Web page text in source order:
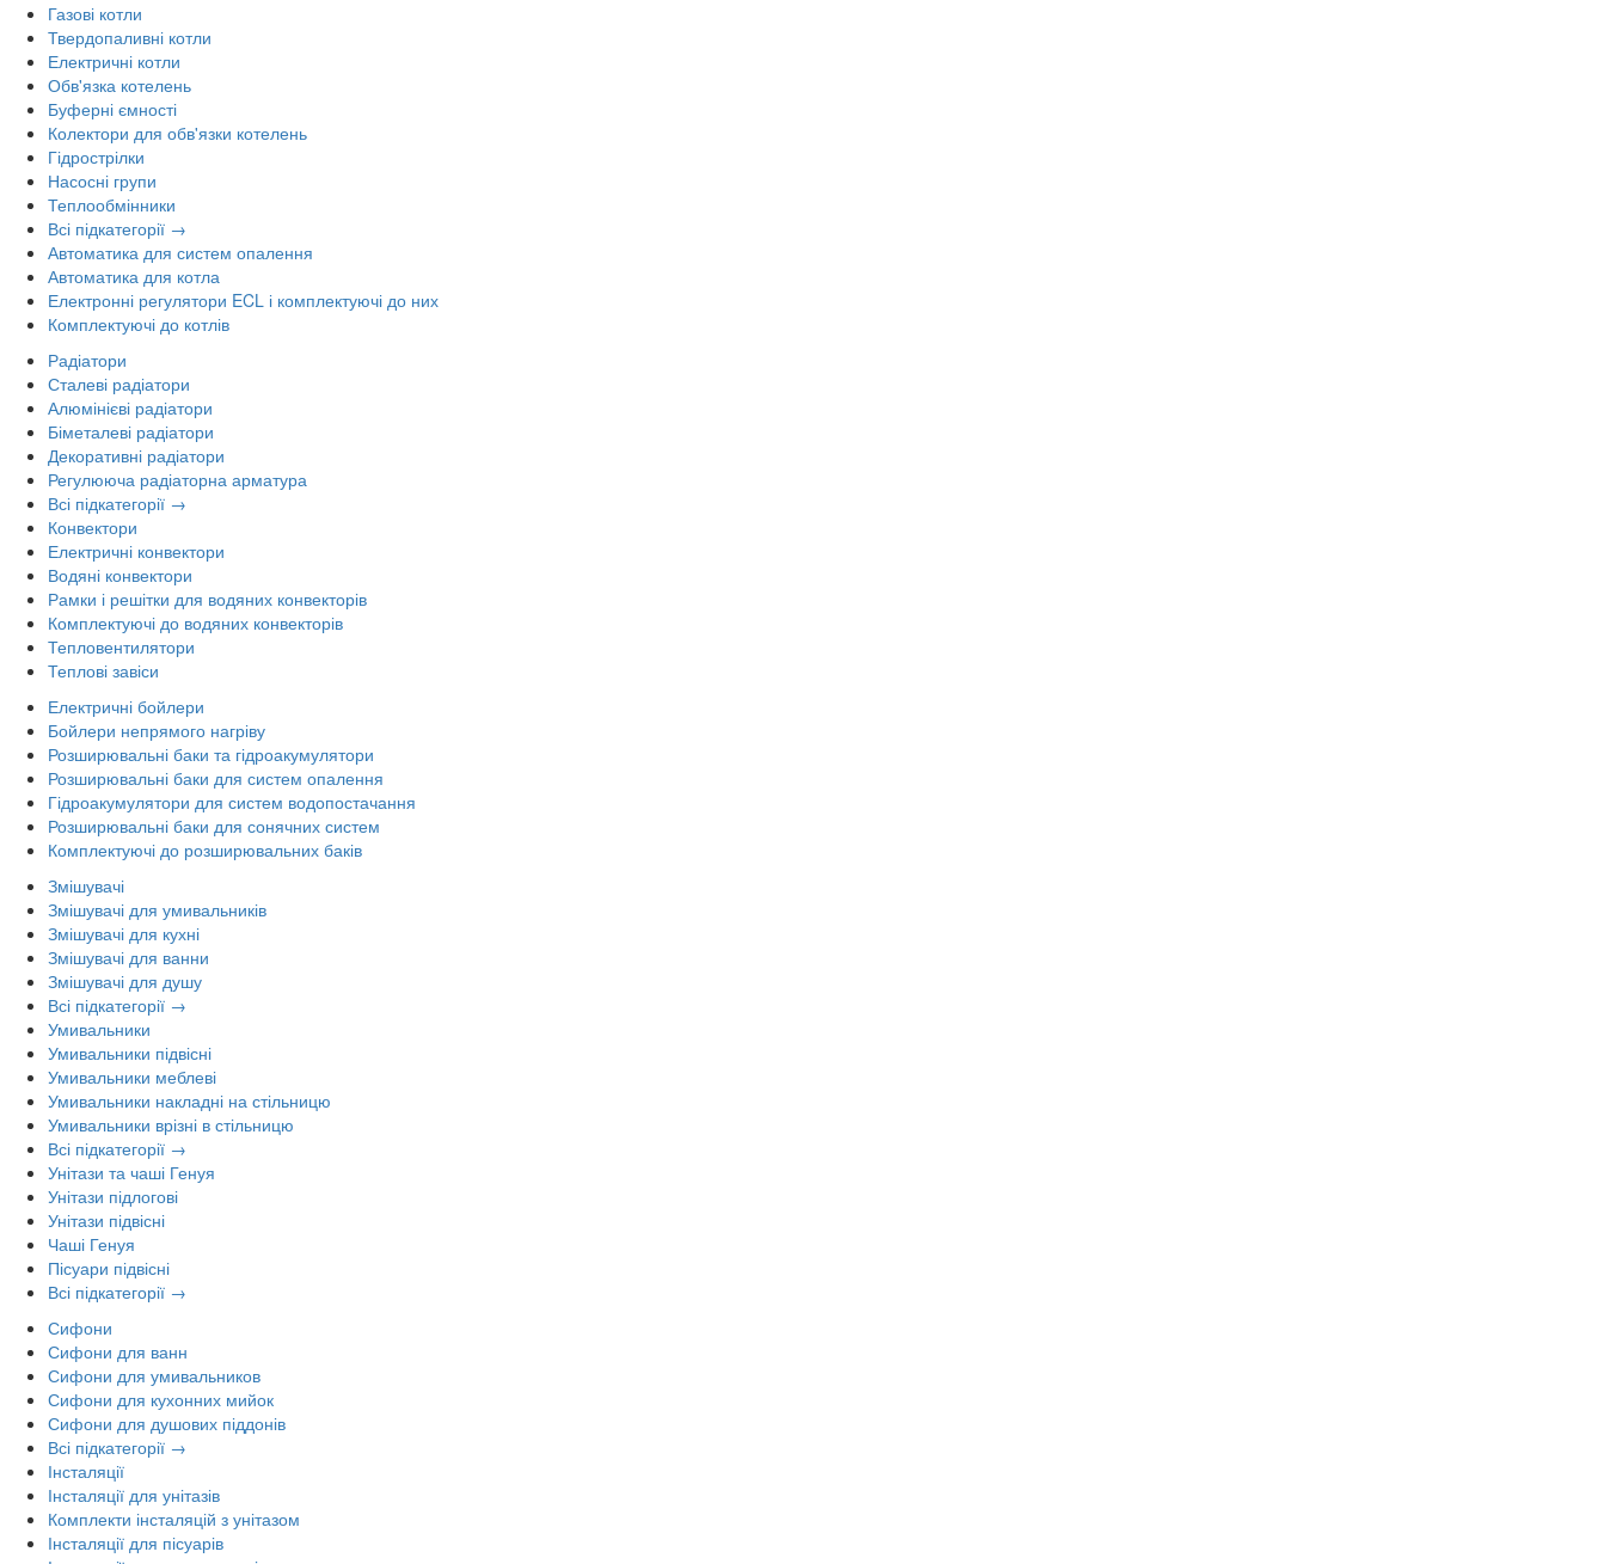
Газові котли
Твердопаливні котли
Електричні котли
Обв'язка котелень
Буферні ємності
Колектори для обв'язки котелень
Гідрострілки
Насосні групи
Теплообмінники
Всі підкатегорії →
Автоматика для систем опалення
Автоматика для котла
Електронні регулятори ECL і комплектуючі до них
Комплектуючі до котлів
Радіатори
Сталеві радіатори
Алюмінієві радіатори
Біметалеві радіатори
Декоративні радіатори
Регулююча радіаторна арматура
Всі підкатегорії →
Конвектори
Електричні конвектори
Водяні конвектори
Рамки і решітки для водяних конвекторів
Комплектуючі до водяних конвекторів
Тепловентилятори
Теплові завіси
Електричні бойлери
Бойлери непрямого нагріву
Розширювальні баки та гідроакумулятори
Розширювальні баки для систем опалення
Гідроакумулятори для систем водопостачання
Розширювальні баки для сонячних систем
Комплектуючі до розширювальних баків
Змішувачі
Змішувачі для умивальників
Змішувачі для кухні
Змішувачі для ванни
Змішувачі для душу
Всі підкатегорії →
Умивальники
Умивальники підвісні
Умивальники меблеві
Умивальники накладні на стільницю
Умивальники врізні в стільницю
Всі підкатегорії →
Унітази та чаші Генуя
Унітази підлогові
Унітази підвісні
Чаші Генуя
Пісуари підвісні
Всі підкатегорії →
Сифони
Сифони для ванн
Сифони для умивальников
Сифони для кухонних мийок
Сифони для душових піддонів
Всі підкатегорії →
Інсталяції
Інсталяції для унітазів
Комплекти інсталяцій з унітазом
Інсталяції для пісуарів